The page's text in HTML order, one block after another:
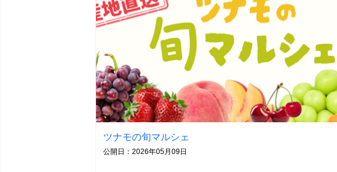
ツナモの旬マルシェ
公開日：2026年05月09日